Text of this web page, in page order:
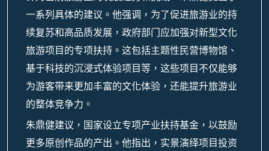
一系列具体的建议。他强调，为了促进旅游业的持
续复苏和高品质发展，政府部门应加强对新型文化
旅游项目的专项扶持。这包括主题性民营博物馆、
基于科技的沉浸式体验项目等，这些项目不仅能够
为游客带来更加丰富的文化体验，还能提升旅游业
的整体竞争力。
朱鼎健建议，国家设立专项产业扶持基金，以鼓励
更多原创作品的产出。他指出，实景演绎项目投资